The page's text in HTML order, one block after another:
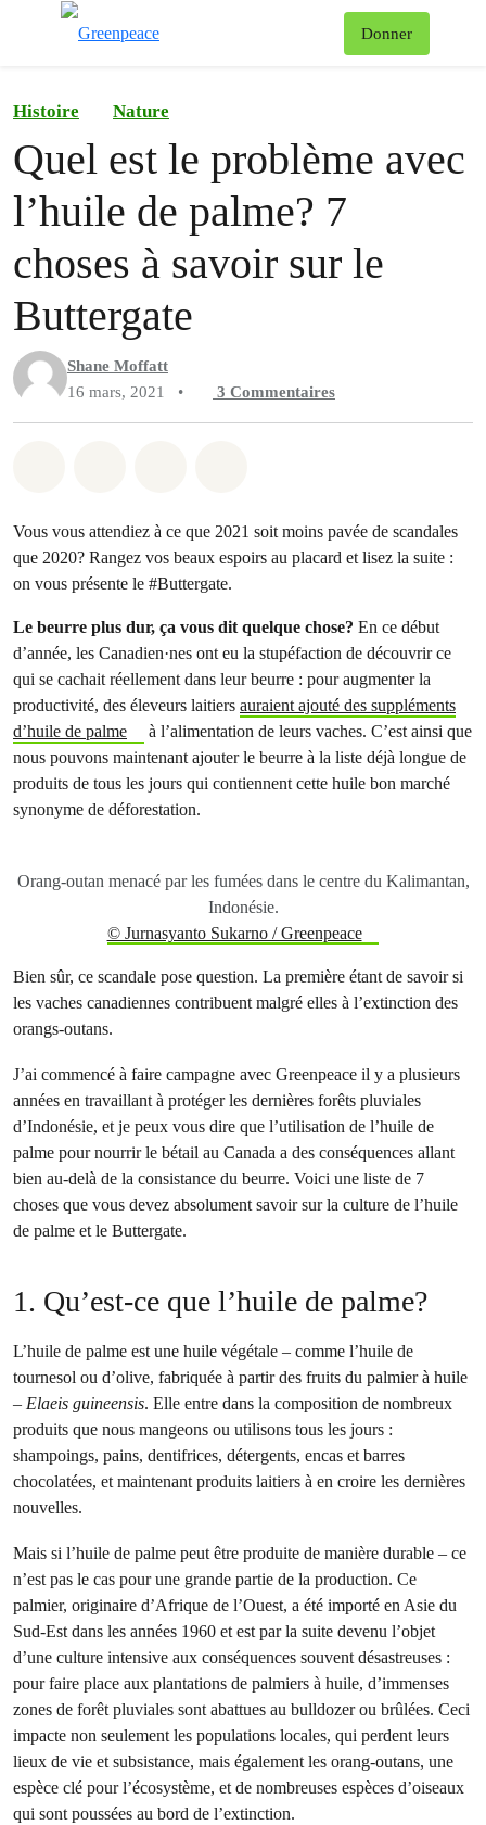
Donner
Histoire Nature
Quel est le problème avec
l’huile de palme? 7
choses à savoir sur le
Buttergate
Shane Moffatt
16 mars, 2021
• 3 Commentaires
Vous vous attendiez à ce que 2021 soit moins pavée de scandales
que 2020? Rangez vos beaux espoirs au placard et lisez la suite :
on vous présente le #Buttergate.
Le beurre plus dur, ça vous dit quelque chose? En ce début
d’année, les Canadien·nes ont eu la stupéfaction de découvrir ce
qui se cachait réellement dans leur beurre : pour augmenter la
productivité, des éleveurs laitiers auraient ajouté des suppléments
d’huile de palme
à l’alimentation de leurs vaches. C’est ainsi que
nous pouvons maintenant ajouter le beurre à la liste déjà longue de
produits de tous les jours qui contiennent cette huile bon marché
synonyme de déforestation.
Orang-outan menacé par les fumées dans le centre du Kalimantan,
Indonésie.
© Jurnasyanto Sukarno / Greenpeace
Bien sûr, ce scandale pose question. La première étant de savoir si
les vaches canadiennes contribuent malgré elles à l’extinction des
orangs-outans.
J’ai commencé à faire campagne avec Greenpeace il y a plusieurs
années en travaillant à protéger les dernières forêts pluviales
d’Indonésie, et je peux vous dire que l’utilisation de l’huile de
palme pour nourrir le bétail au Canada a des conséquences allant
bien au-delà de la consistance du beurre. Voici une liste de 7
choses que vous devez absolument savoir sur la culture de l’huile
de palme et le Buttergate.
1. Qu’est-ce que l’huile de palme?
L’huile de palme est une huile végétale – comme l’huile de
tournesol ou d’olive, fabriquée à partir des fruits du palmier à huile
– Elaeis guineensis. Elle entre dans la composition de nombreux
produits que nous mangeons ou utilisons tous les jours :
shampoings, pains, dentifrices, détergents, encas et barres
chocolatées, et maintenant produits laitiers à en croire les dernières
nouvelles.
Mais si l’huile de palme peut être produite de manière durable – ce
n’est pas le cas pour une grande partie de la production. Ce
palmier, originaire d’Afrique de l’Ouest, a été importé en Asie du
Sud-Est dans les années 1960 et est par la suite devenu l’objet
d’une culture intensive aux conséquences souvent désastreuses :
pour faire place aux plantations de palmiers à huile, d’immenses
zones de forêt pluviales sont abattues au bulldozer ou brûlées. Ceci
impacte non seulement les populations locales, qui perdent leurs
lieux de vie et subsistance, mais également les orang-outans, une
espèce clé pour l’écosystème, et de nombreuses espèces d’oiseaux
qui sont poussées au bord de l’extinction.